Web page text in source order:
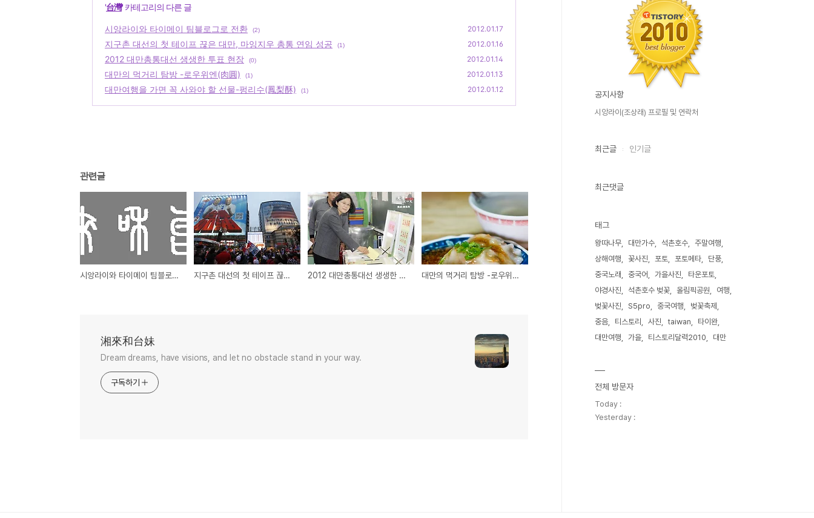
'台灣' 카테고리의 다른 글
시앙라이와 타이메이 팀블로그로 전환 (2) 2012.01.17
지구촌 대선의 첫 테이프 끊은 대만, 마잉지우 총통 연임 성공 (1) 2012.01.16
2012 대만총통대선 생생한 투표 현장 (0) 2012.01.14
대만의 먹거리 탐방 -로우위엔(肉圓) (1) 2012.01.13
대만여행을 가면 꼭 사와야 할 선물-펑리수(鳳梨酥) (1) 2012.01.12
관련글
시앙라이와 타이메이 팀블로그로 전환 지구촌 대선의 첫 테이프 끊은 대만, 마잉지우 총통 연임 성공 2012 대만총통대선 생생한 투표 현장 대만의 먹거리 탐방 -로우위엔(肉圓)
湘來和台妹
Dream dreams, have visions, and let no obstacle stand in your way.
구독하기
공지사항
시앙라이(조상래) 프로필 및 연락처
최근글 인기글
최근댓글
태그
왕따나무 대만가수 석촌호수
주말여행
상해여행
꽃사진 포토 포토메타
단풍
중국노래
중국어 가을사진
타운포토
야경사진
석촌호수 벚꽃 올림픽공원
여행
벚꽃사진
S5pro 중국여행
벚꽃축제
중음
티스토리 사진 taiwan
타이완
대만여행
가을 티스토리달력2010 대만
전체 방문자
Today :
Yesterday :